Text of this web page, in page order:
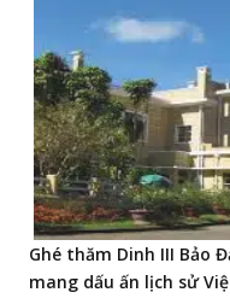
Ghé thăm Dinh III Bảo
mang dấu ấn lịch sử